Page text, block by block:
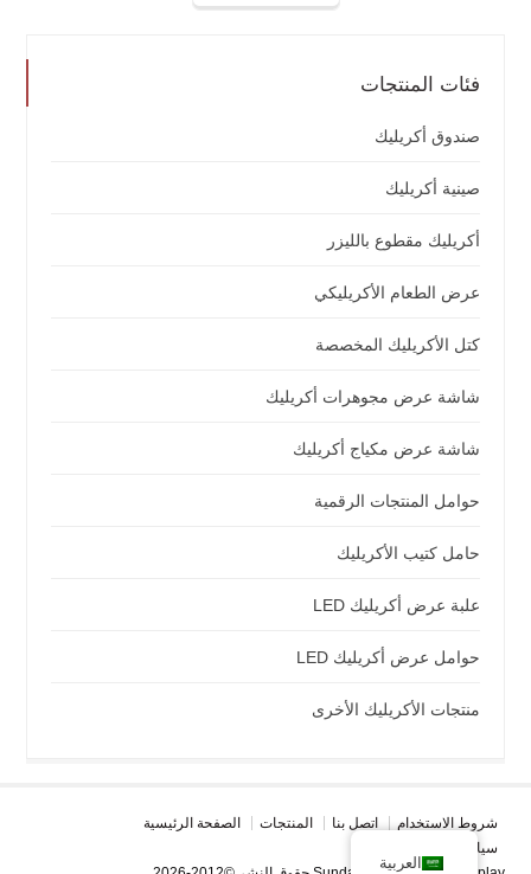
فئات المنتجات
صندوق أكريليك
صينية أكريليك
أكريليك مقطوع بالليزر
عرض الطعام الأكريليكي
كتل الأكريليك المخصصة
شاشة عرض مجوهرات أكريليك
شاشة عرض مكياج أكريليك
حوامل المنتجات الرقمية
حامل كتيب الأكريليك
علبة عرض أكريليك LED
حوامل عرض أكريليك LED
منتجات الأكريليك الأخرى
الصفحة الرئيسية المنتجات اتصل بنا
شروط الاستخدام
سياسة الخصوصية
العربية